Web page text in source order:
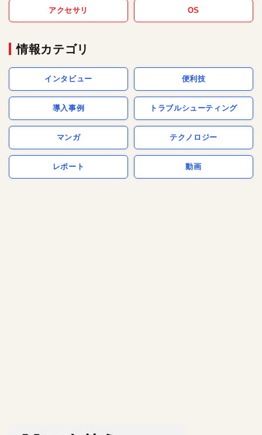
アクセサリ OS
情報カテゴリ
インタビュー 便利技
導入事例 トラブルシューティング
マンガ テクノロジー
レポート 動画